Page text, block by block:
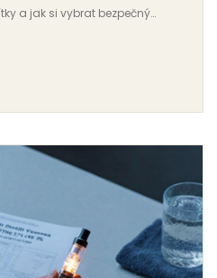
a jak si vybrat bezpečný